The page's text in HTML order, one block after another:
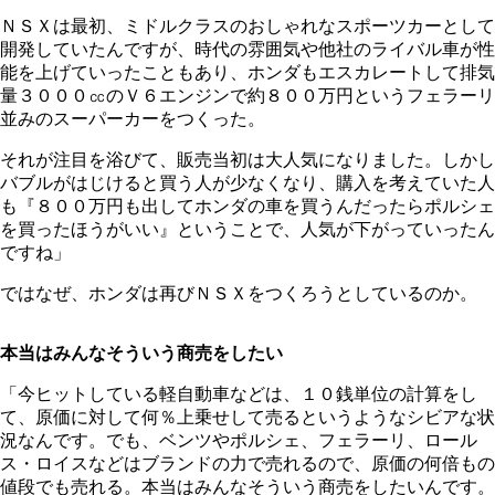
ＮＳＸは最初、ミドルクラスのおしゃれなスポーツカーとして
開発していたんですが、時代の雰囲気や他社のライバル車が性
能を上げていったこともあり、ホンダもエスカレートして排気
量３０００㏄のＶ６エンジンで約８００万円というフェラーリ
並みのスーパーカーをつくった。
それが注目を浴びて、販売当初は大人気になりました。しかし
バブルがはじけると買う人が少なくなり、購入を考えていた人
も『８００万円も出してホンダの車を買うんだったらポルシェ
を買ったほうがいい』ということで、人気が下がっていったん
ですね」
ではなぜ、ホンダは再びＮＳＸをつくろうとしているのか。
本当はみんなそういう商売をしたい
「今ヒットしている軽自動車などは、１０銭単位の計算をし
て、原価に対して何％上乗せして売るというようなシビアな状
況なんです。でも、ベンツやポルシェ、フェラーリ、ロール
ス・ロイスなどはブランドの力で売れるので、原価の何倍もの
値段でも売れる。本当はみんなそういう商売をしたいんです。